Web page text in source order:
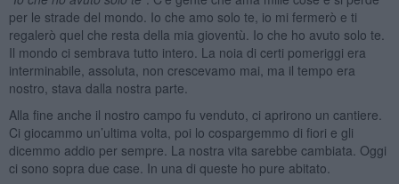
per le strade del mondo. Io che amo solo te, io mi fermerò e ti
regalerò quel che resta della mia gioventù. Io che ho avuto solo te.
Il mondo ci sembrava tutto intero. La noia di certi pomeriggi era
interminabile, assoluta, non crescevamo mai, ma il tempo era
nostro, stava dalla nostra parte.
Alla fine anche il nostro campo fu venduto, ci aprirono un cantiere.
Ci giocammo un’ultima volta, poi lo cospargemmo di fiori e gli
dicemmo addio per sempre. La nostra vita sarebbe cambiata. Oggi
ci sono sopra due case. In una di queste ho pure abitato.